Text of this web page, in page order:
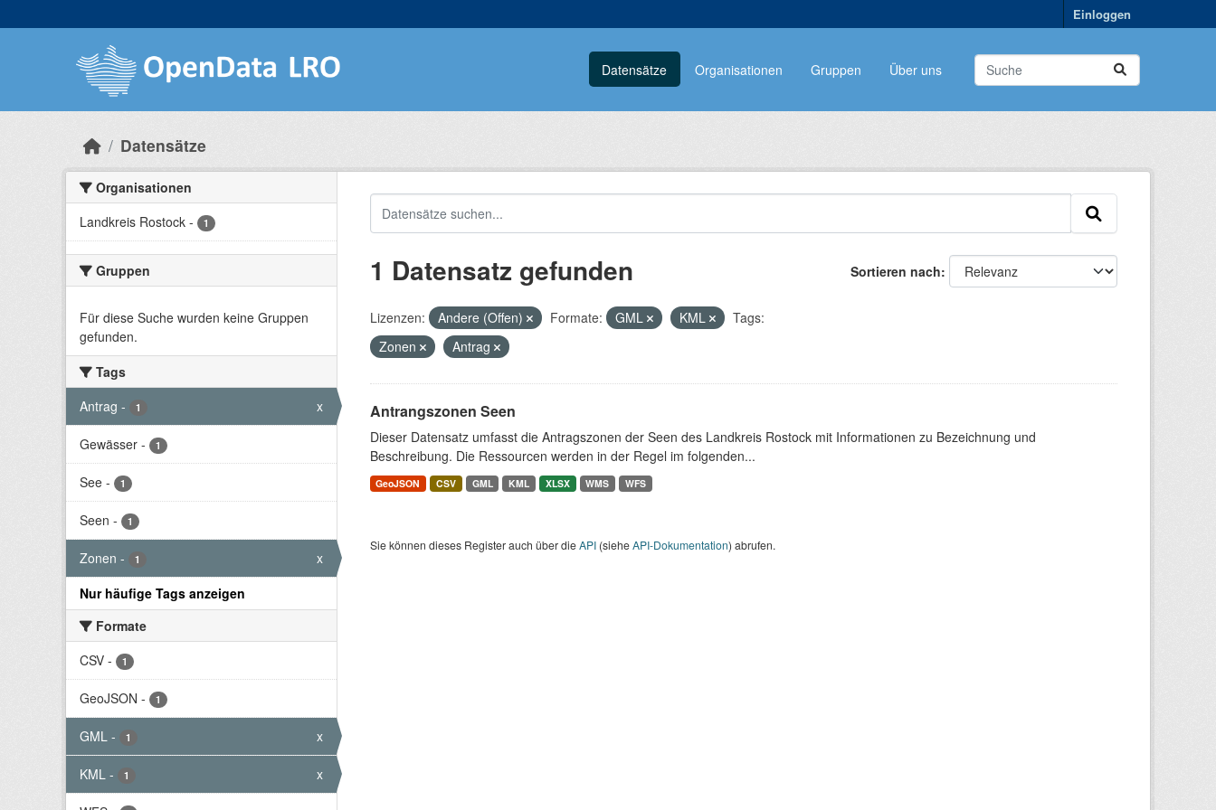
Einloggen
Datensätze Organisationen Gruppen Über uns
Datensätze
Organisationen
Landkreis Rostock - 1
Gruppen
Für diese Suche wurden keine Gruppen
gefunden.
Tags
Antrag - 1 x
Gewässer - 1
See - 1
Seen - 1
Zonen - 1
x
Nur häufige Tags anzeigen
Formate
CSV - 1
GeoJSON - 1
GML - 1 x
KML - 1 x
Sortieren nach
1 Datensatz gefunden
Lizenzen: Andere (Offen) Formate: GML KML
Tags:
Zonen
Antrag
Antrangszonen Seen
Dieser Datensatz umfasst die Antragszonen der Seen des Landkreis Rostock mit Informationen zu Bezeichnung und
Beschreibung. Die Ressourcen werden in der Regel im folgenden...
GeoJSON CSV GML KML XLSX WMS WFS
Sie können dieses Register auch über dieAPI(sieheAPI-Dokumentation) abrufen.